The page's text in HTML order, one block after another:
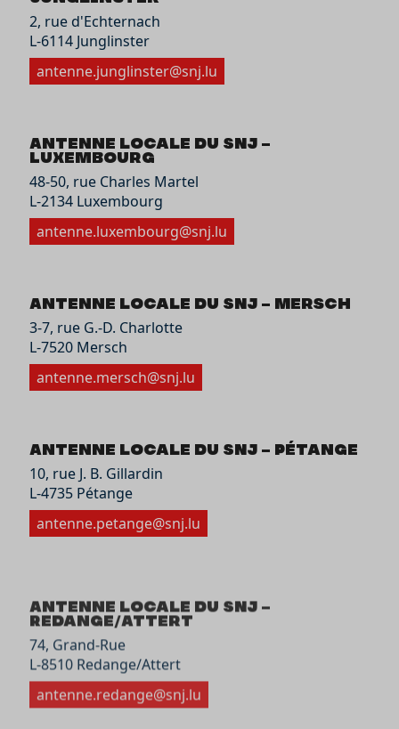
2, rue d'Echternach
L-6114 Junglinster
antenne.junglinster@snj.lu
Antenne locale du SNJ –
Luxembourg
48-50, rue Charles Martel
L-2134 Luxembourg
antenne.luxembourg@snj.lu
Antenne locale du SNJ – Mersch
3-7, rue G.-D. Charlotte
L-7520 Mersch
antenne.mersch@snj.lu
Antenne locale du SNJ – Pétange
10, rue J. B. Gillardin
L-4735 Pétange
antenne.petange@snj.lu
Redange/Attert
74, Grand-Rue
L-8510 Redange/Attert
antenne.redange@snj.lu